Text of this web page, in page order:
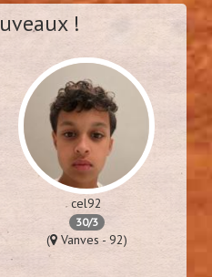
!
cel92
30/3
( Vanves - 92)